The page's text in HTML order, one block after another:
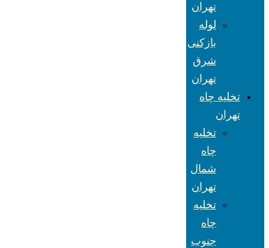
تهران
لوله
بازکنی
شرق
تهران
تخلیه چاه
تهران
تخلیه
چاه
شمال
تهران
تخلیه
چاه
جنوب